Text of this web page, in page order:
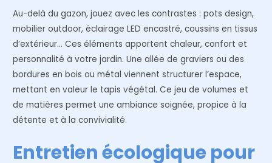
Au-delà du gazon, jouez avec les contrastes : pots design,
mobilier outdoor, éclairage LED encastré, coussins en tissus
d’extérieur… Ces éléments apportent chaleur, confort et
personnalité à votre jardin. Une allée de graviers ou des
bordures en bois ou métal viennent structurer l’espace,
mettant en valeur le tapis végétal. Ce jeu de volumes et
de matières permet une ambiance soignée, propice à la
détente et à la convivialité.
Entretien écologique pour